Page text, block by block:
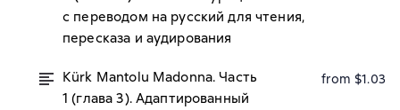
с переводом на русский для чтения,
пересказа и аудирования
Kürk Mantolu Madonna. Часть
1 (глава 3). Адаптированный
from $1.03